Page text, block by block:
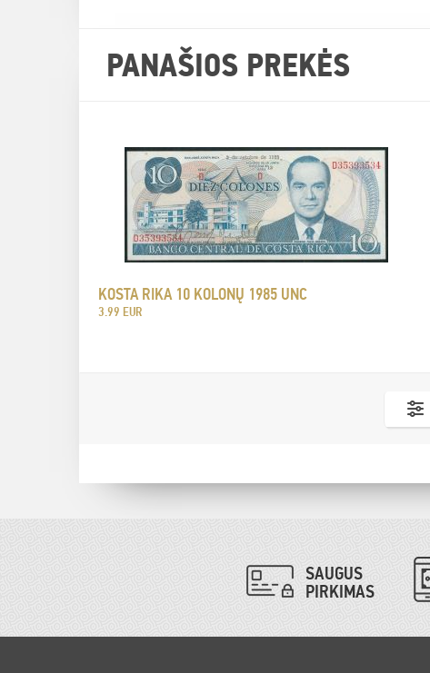
PANAŠIOS PREKĖS
KOSTA RIKA 10 KOLONŲ 1985 UNC
3.99 EUR
SAUGUS
PIRKIMAS